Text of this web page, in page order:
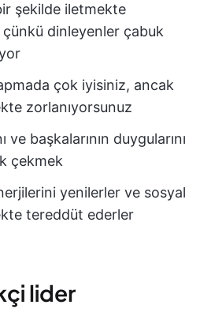
şekilde iletmekte
çünkü dinleyenler çabuk
çok iyisiniz, ancak
zorlanıyorsunuz
ve başkalarının duygularını
çekmek
yenilerler ve sosyal
tereddüt ederler
lider